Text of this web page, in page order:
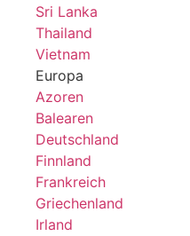
Sri Lanka
Thailand
Vietnam
Europa
Azoren
Balearen
Deutschland
Finnland
Frankreich
Griechenland
Irland